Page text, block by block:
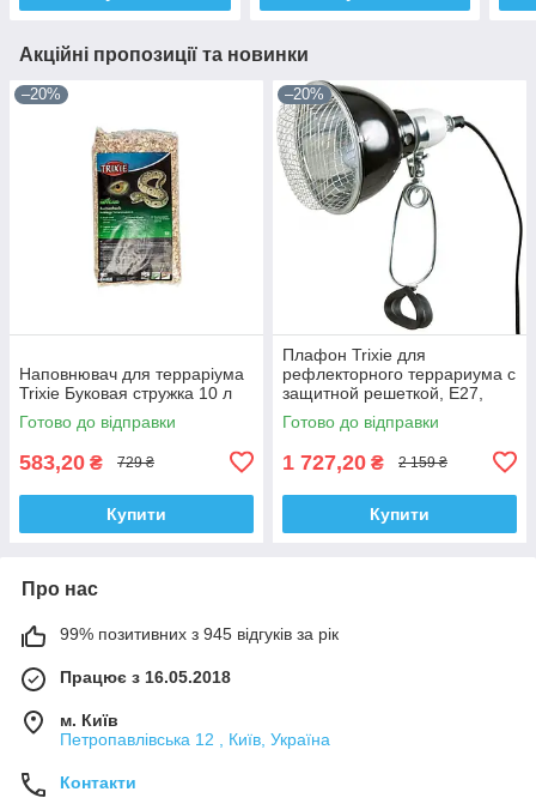
Акційні пропозиції та новинки
–20%
Наповнювач для терраріума
Trixie Буковая стружка 10 л
Готово до відправки
583,20 ₴ 729 ₴
Купити
–20%
Плафон Trixie для
рефлекторного террариума с
защитной решеткой, E27,
d:14 см, 17 см
Готово до відправки
1 727,20 ₴ 2 159 ₴
Купити
Про нас
99% позитивних з 945 відгуків за рік
Працює з 16.05.2018
м. Київ
Петропавлівська 12 , Київ, Україна
Контакти